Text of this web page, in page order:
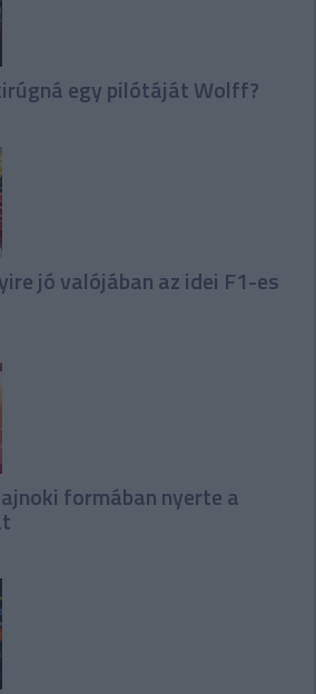
egy pilótáját Wolff?
jó valójában az idei F1-es
formában nyerte a